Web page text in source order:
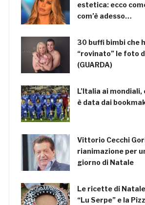
estetica: ecco
com’è adesso…
30 buffi bimbi che
“rovinato” le foto
(GUARDA)
L’Italia ai
è data dai
Vittorio Cecchi
rianimazione per
giorno di Natale
Le ricette di
“Lu Serpe” e la